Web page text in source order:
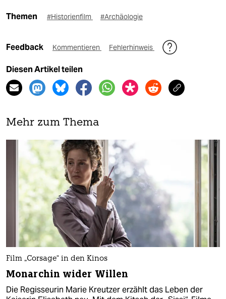
Themen #Historienfilm #Archäologie
Feedback Kommentieren Fehlerhinweis
Diesen Artikel teilen
Mehr zum Thema
Film „Corsage“ in den Kinos
Monarchin wider Willen
Die Regisseurin Marie Kreutzer erzählt das Leben der